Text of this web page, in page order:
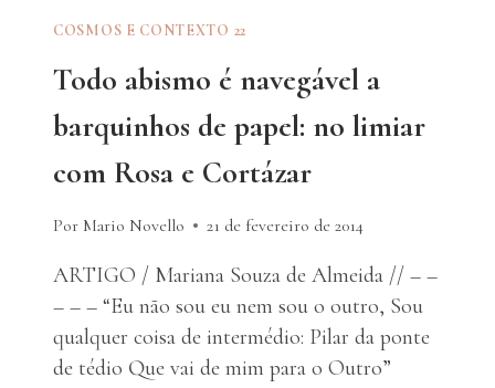
DA
QUÂNTICA
COSMOS E CONTEXTO 22
Todo abismo é navegável a
barquinhos de papel: no limiar
com Rosa e Cortázar
Por Mario Novello 21 de fevereiro de 2014
ARTIGO / Mariana Souza de Almeida // – –
– – – “Eu não sou eu nem sou o outro, Sou
qualquer coisa de intermédio: Pilar da ponte
de tédio Que vai de mim para o Outro”